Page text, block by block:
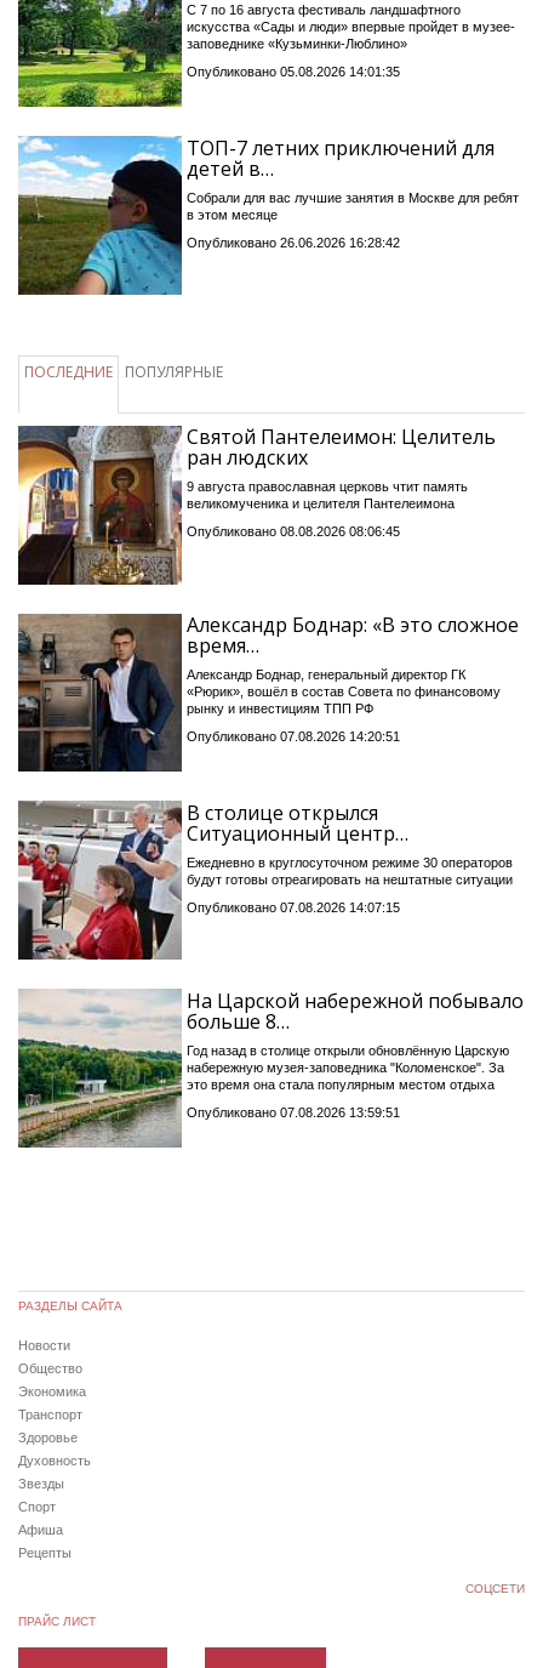
С 7 по 16 августа фестиваль ландшафтного
искусства «Сады и люди» впервые пройдет в музее-
заповеднике «Кузьминки-Люблино»
Опубликовано 05.08.2026 14:01:35
ТОП-7 летних приключений для
детей в…
Собрали для вас лучшие занятия в Москве для ребят
в этом месяце
Опубликовано 26.06.2026 16:28:42
ПОСЛЕДНИЕ ПОПУЛЯРНЫЕ
Святой Пантелеимон: Целитель
ран людских
9 августа православная церковь чтит память
великомученика и целителя Пантелеимона
Опубликовано 08.08.2026 08:06:45
Александр Боднар: «В это сложное
время…
Александр Боднар, генеральный директор ГК
«Рюрик», вошёл в состав Совета по финансовому
рынку и инвестициям ТПП РФ
Опубликовано 07.08.2026 14:20:51
В столице открылся
Ситуационный центр…
Ежедневно в круглосуточном режиме 30 операторов
будут готовы отреагировать на нештатные ситуации
Опубликовано 07.08.2026 14:07:15
На Царской набережной побывало
больше 8…
Год назад в столице открыли обновлённую Царскую
набережную музея-заповедника "Коломенское". За
это время она стала популярным местом отдыха
Опубликовано 07.08.2026 13:59:51
РАЗДЕЛЫ САЙТА
Новости
Общество
Экономика
Транспорт
Здоровье
Духовность
Звезды
Спорт
Афиша
Рецепты
СОЦСЕТИ
ПРАЙС ЛИСТ